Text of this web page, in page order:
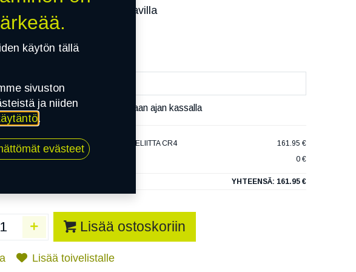
Saatavilla
3 arkipäivää
asennuksen, pääset varaamaan ajan kassalla
107/105R NOKIAN TYRES HAKKAPELIITTA CR4
161.95 €
0 €
YHTEENSÄ: 161.95 €
Lisää ostoskoriin
Lisää toivelistalle
käytön tällä
sivuston
ja niiden
.
evästeet